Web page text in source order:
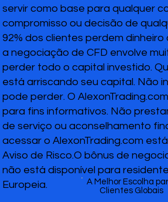
servir como base para qualquer
compromisso ou decisão de
92% dos clientes perdem dinheiro
a negociação de CFD envolve
perder todo o capital investido.
está arriscando seu capital. Não
pode perder. O
para fins informativos. Não
de serviço ou aconselhamento
acessar o AlexonTrading.com
Aviso de Risco.O bônus de
não está disponível para
Europeia.
A Melhor Escolha
Clientes Globais